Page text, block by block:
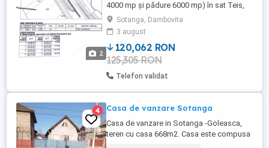
2
4000 mp și pădure 6000 mp) în sat Teis,
comuna Sotanga, punctul Vacareasca
Sotanga, Dambovita
3 august
120,062 RON
125,305 RON
Telefon validat
4 Casa de vanzare Sotanga
Casa de vanzare in Sotanga -Goleasca,
teren cu casa 668m2. Casa este compusa